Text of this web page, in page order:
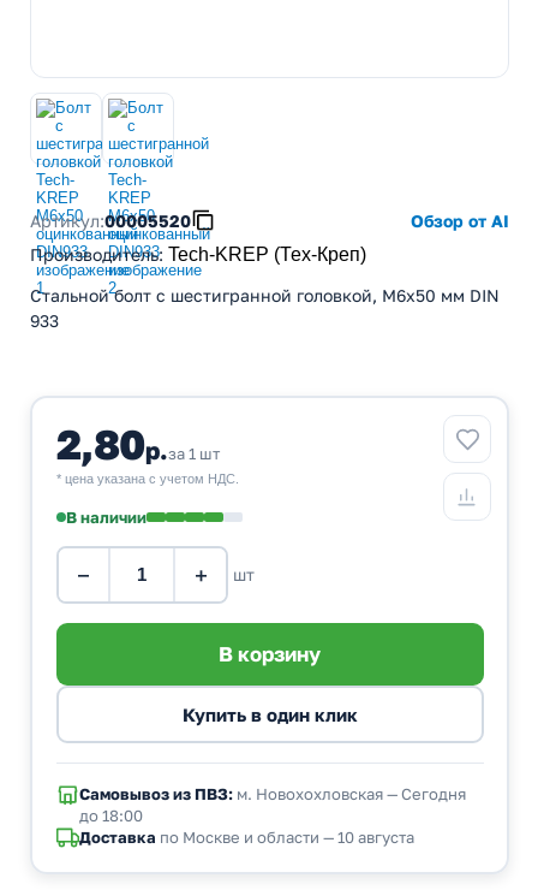
Артикул:00005520
Обзор от AI
Производитель: Tech-KREP (Тех-Креп)
Стальной болт с шестигранной головкой, M6x50 мм DIN
933
2,80р.за 1 шт
* цена указана с учетом НДС.
В наличии
− + шт
Самовывоз из ПВЗ:м. Новохохловская — Сегодня
до 18:00
Доставка по Москве и области — 10 августа